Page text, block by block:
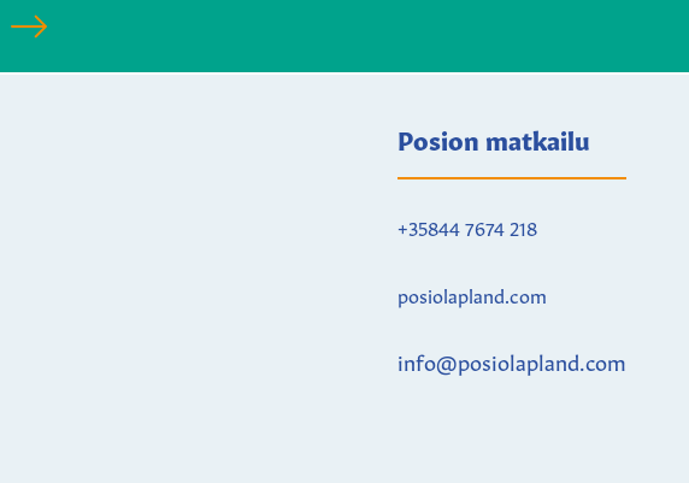
Posion matkailu
+35844 7674 218
posiolapland.com
info@posiolapland.com